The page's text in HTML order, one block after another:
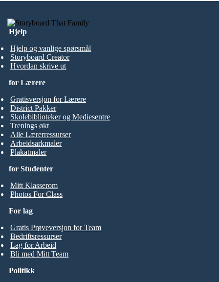
Hjelp
Hjelp og vanlige spørsmål
Storyboard Creator
Hvordan skrive ut
for Studenter
Mitt Klasserom
Photos For Class
for Lærere
Gratisversjon for Lærere
District Pakker
Skolebiblioteker og Mediesentre
Trenings økt
Alle Lærerressurser
Arbeidsarkmaler
Plakatmaler
For lag
Gratis Prøveversjon for Team
Bedriftsressurser
Lag for Arbeid
Bli med Mitt Team
Politikk